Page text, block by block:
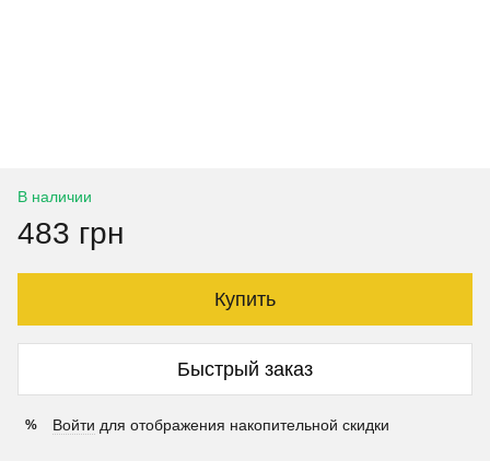
В наличии
483 грн
Купить
Быстрый заказ
% Войти для отображения накопительной скидки